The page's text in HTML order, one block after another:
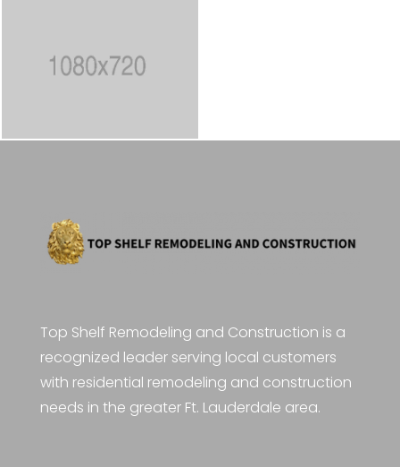
Top Shelf Remodeling and Construction is a
recognized leader serving local customers
with residential remodeling and construction
needs in the greater Ft. Lauderdale area.